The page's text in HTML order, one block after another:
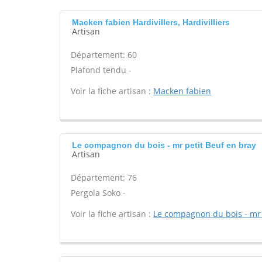
Macken fabien Hardivillers, Hardivilliers
Artisan
Département: 60
Plafond tendu -
Voir la fiche artisan : Macken fabien
Le compagnon du bois - mr petit Beuf en bray
Artisan
Département: 76
Pergola Soko -
Voir la fiche artisan : Le compagnon du bois -